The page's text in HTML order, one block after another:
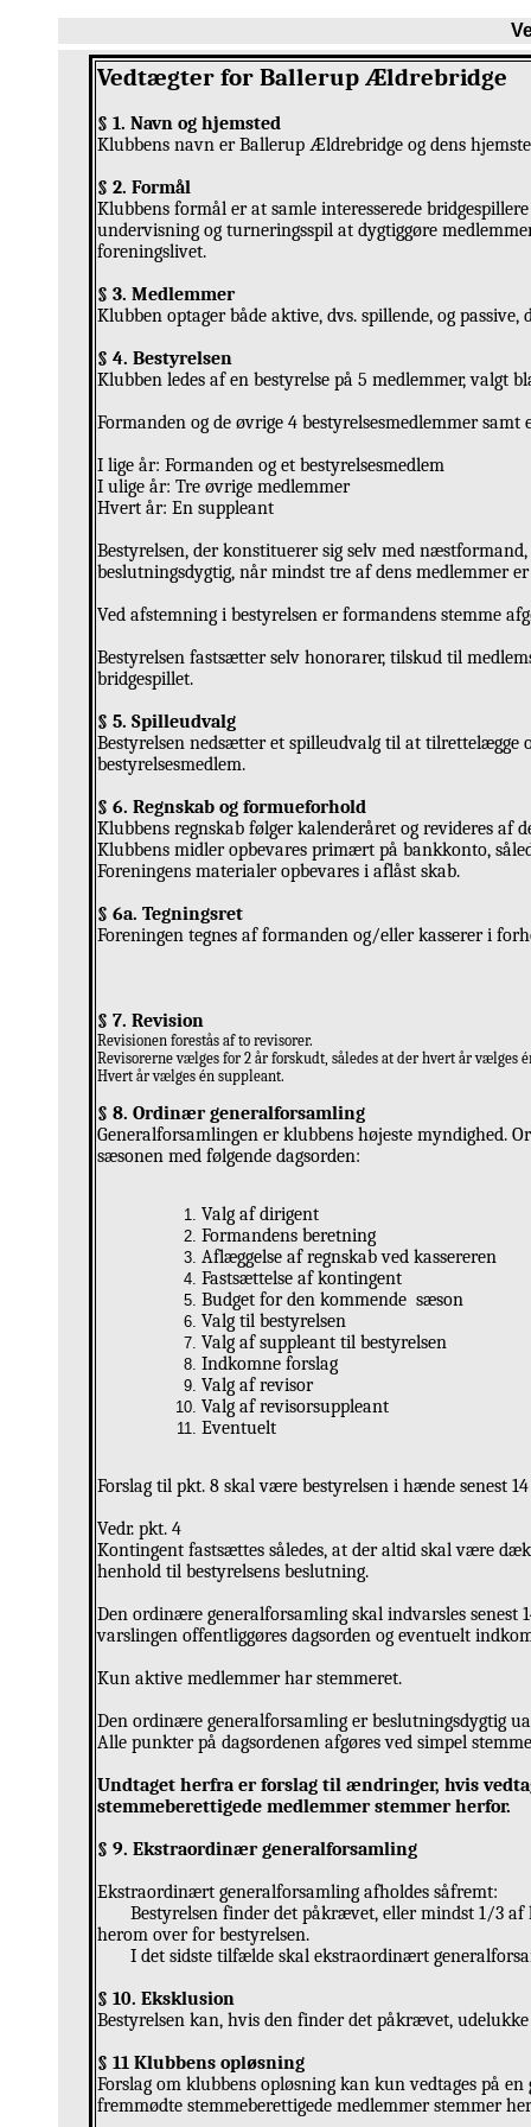
Vedtægter for Ballerup Ældrebridge
§ 1. Navn og hjemsted
Klubbens navn er Ballerup Ældrebridge og dens
§ 2. Formål
Klubbens formål er at samle interesserede
undervisning og turneringsspil at dygtiggøre
foreningslivet.
§ 3. Medlemmer
Klubben optager både aktive, dvs. spillende, og passive,
§ 4. Bestyrelsen
Klubben ledes af en bestyrelse på 5 medlemmer, valgt
Formanden og de øvrige 4 bestyrelsesmedlemmer
I lige år: Formanden og et bestyrelsesmedlem
I ulige år: Tre øvrige medlemmer
Hvert år: En suppleant
Bestyrelsen, der konstituerer sig selv med
beslutningsdygtig, når mindst tre af dens medlemmer
Ved afstemning i bestyrelsen er formandens stemme
Bestyrelsen fastsætter selv honorarer, tilskud til
bridgespillet.
§ 5. Spilleudvalg
Bestyrelsen nedsætter et spilleudvalg til at
bestyrelsesmedlem.
§ 6. Regnskab og formueforhold
Klubbens regnskab følger kalenderåret og revideres af
Klubbens midler opbevares primært på bankkonto,
Foreningens materialer opbevares i aflåst skab.
§ 6a. Tegningsret
Foreningen tegnes af formanden og/eller kasserer i
§ 7. Revision
Revisionen forestås af to revisorer.
Revisorerne vælges for 2 år forskudt, således at der hvert år vælges
Hvert år vælges én suppleant.
§ 8. Ordinær generalforsamling
Generalforsamlingen er klubbens højeste myndighed.
sæsonen med følgende dagsorden:
Valg af dirigent
Formandens beretning
Aflæggelse af regnskab ved kassereren
Fastsættelse af kontingent
Budget for den kommende sæson
Valg til bestyrelsen
Valg af suppleant til bestyrelsen
Indkomne forslag
Valg af revisor
Valg af revisorsuppleant
Eventuelt
Forslag til pkt. 8 skal være bestyrelsen i hænde senest
Vedr. pkt. 4
Kontingent fastsættes således, at der altid skal være
henhold til bestyrelsens beslutning.
Den ordinære generalforsamling skal indvarsles senest
varslingen offentliggøres dagsorden og eventuelt
Kun aktive medlemmer har stemmeret.
Den ordinære generalforsamling er beslutningsdygtig
Alle punkter på dagsordenen afgøres ved simpel
Undtaget herfra er forslag til ændringer, hvis
stemmeberettigede medlemmer stemmer herfor.
§ 9. Ekstraordinær generalforsamling
Ekstraordinært generalforsamling afholdes såfremt:
Bestyrelsen finder det påkrævet, eller mindst 1/3
herom over for bestyrelsen.
I det sidste tilfælde skal ekstraordinært
§ 10. Eksklusion
Bestyrelsen kan, hvis den finder det påkrævet,
§ 11 Klubbens opløsning
Forslag om klubbens opløsning kan kun vedtages på
fremmødte stemmeberettigede medlemmer stemmer